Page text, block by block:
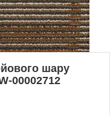
шару
00002712